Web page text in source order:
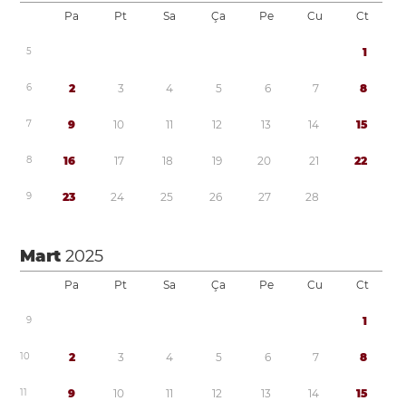
Pa Pt Sa Ça Pe Cu Ct
5 1
6 2 3 4 5 6 7 8
7 9 10 11 12 13 14 15
8 16 17 18 19 20 21 22
9 23 24 25 26 27 28
Mart2025
Pa Pt Sa Ça Pe Cu Ct
9 1
10 2 3 4 5 6 7 8
11 9 10 11 12 13 14 15